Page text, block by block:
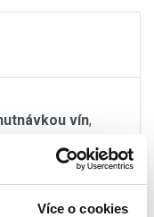
Více o cookies
vín,
Dunajovice